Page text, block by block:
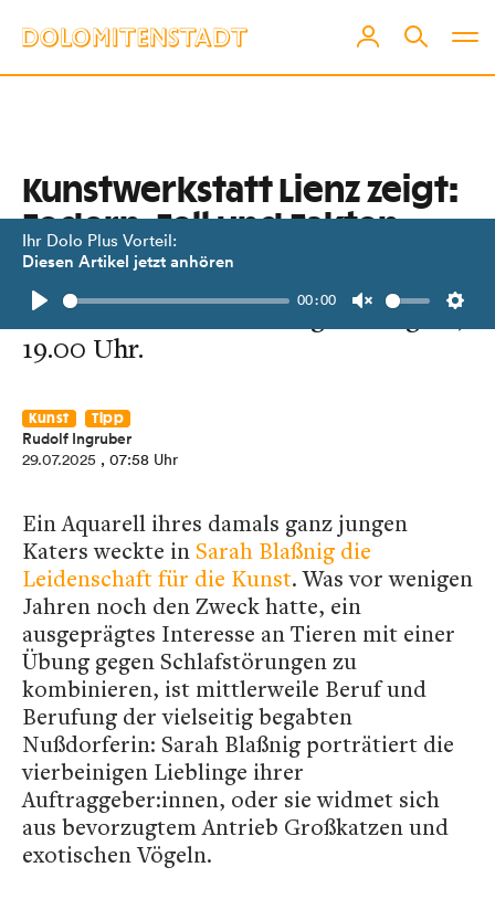
Ihr Dolo Plus Vorteil:
Diesen Artikel jetzt anhören
Play
00:00
Unmute
Kunstwerkstatt Lienz zeigt:
Federn, Fell und Fakten
Tierisches von Sarah Blaßnig und
Beatrix Indrist. Vernissage: 1. August,
19.00 Uhr.
Kunst Tipp
Rudolf Ingruber
29.07.2025 , 07:58 Uhr
Ein Aquarell ihres damals ganz jungen
Katers weckte inSarah Blaßnig die
Leidenschaft für die Kunst. Was vor wenigen
Jahren noch den Zweck hatte, ein
ausgeprägtes Interesse an Tieren mit einer
Übung gegen Schlafstörungen zu
kombinieren, ist mittlerweile Beruf und
Berufung der vielseitig begabten
Nußdorferin: Sarah Blaßnig porträtiert die
vierbeinigen Lieblinge ihrer
Auftraggeber:innen, oder sie widmet sich
aus bevorzugtem Antrieb Großkatzen und
exotischen Vögeln.